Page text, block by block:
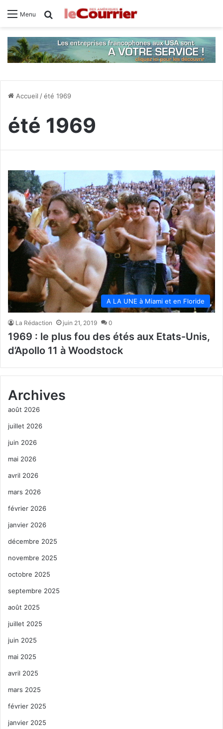
Menu Rechercher
Accueil /été 1969
été 1969
A LA UNE à Miami et en Floride
La Rédaction juin 21, 2019 0
1969 : le plus fou des étés aux Etats-Unis,
d’Apollo 11 à Woodstock
Archives
août 2026
juillet 2026
juin 2026
mai 2026
avril 2026
mars 2026
février 2026
janvier 2026
décembre 2025
novembre 2025
octobre 2025
septembre 2025
août 2025
juillet 2025
juin 2025
mai 2025
avril 2025
mars 2025
février 2025
janvier 2025